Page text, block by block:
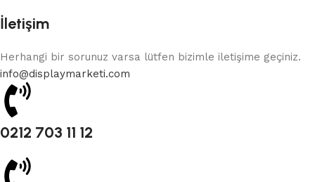
İletişim
Herhangi bir sorunuz varsa lütfen bizimle iletişime geçiniz.
info@displaymarketi.com
0212 703 11 12